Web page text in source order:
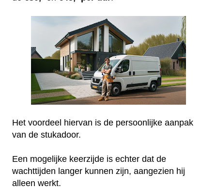
Het voordeel hiervan is de persoonlijke aanpak
van de stukadoor.
Een mogelijke keerzijde is echter dat de
wachttijden langer kunnen zijn, aangezien hij
alleen werkt.